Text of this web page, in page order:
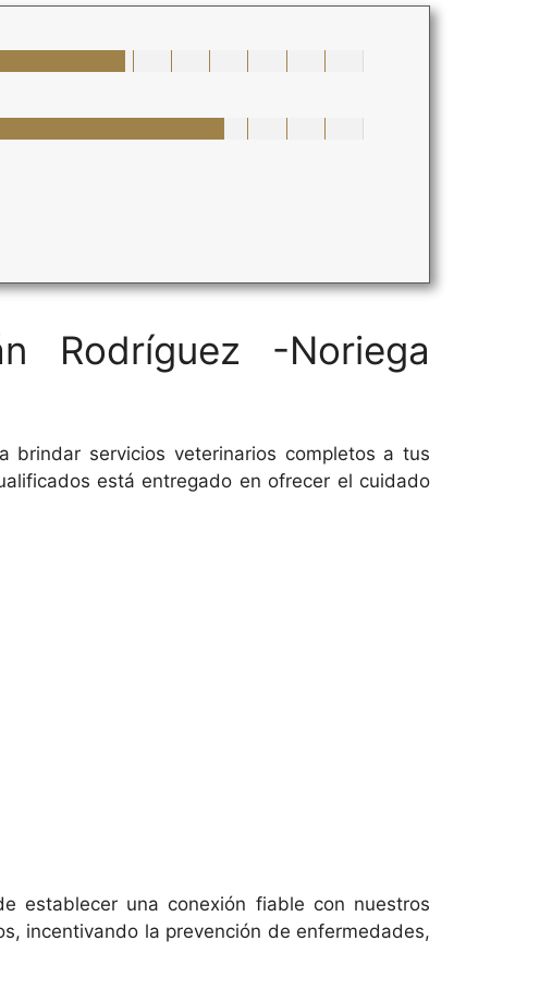
Rodríguez -Noriega
brindar servicios veterinarios completos a tus
está entregado en ofrecer el cuidado
establecer una conexión fiable con nuestros
incentivando la prevención de enfermedades,